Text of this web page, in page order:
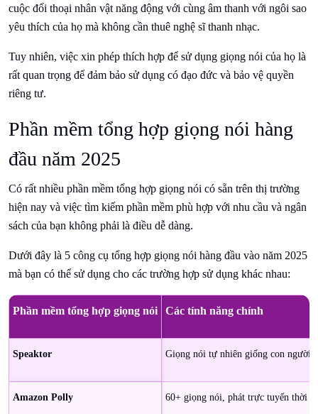
cuộc đối thoại nhân vật năng động với cùng âm thanh với ngôi sao
yêu thích của họ mà không cần thuê nghệ sĩ thanh nhạc.
Tuy nhiên, việc xin phép thích hợp để sử dụng giọng nói của họ là
rất quan trọng để đảm bảo sử dụng có đạo đức và bảo vệ quyền
riêng tư.
Phần mềm tổng hợp giọng nói hàng
đầu năm 2025
Có rất nhiều phần mềm tổng hợp giọng nói có sẵn trên thị trường
hiện nay và việc tìm kiếm phần mềm phù hợp với nhu cầu và ngân
sách của bạn không phải là điều dễ dàng.
Dưới đây là 5 công cụ tổng hợp giọng nói hàng đầu vào năm 2025
mà bạn có thể sử dụng cho các trường hợp sử dụng khác nhau:
Phần mềm tổng hợp giọng nói Các tính năng chính
Speaktor Giọng nói tự nhiên giống con người,
Amazon Polly 60+ giọng nói, phát trực tuyến thời